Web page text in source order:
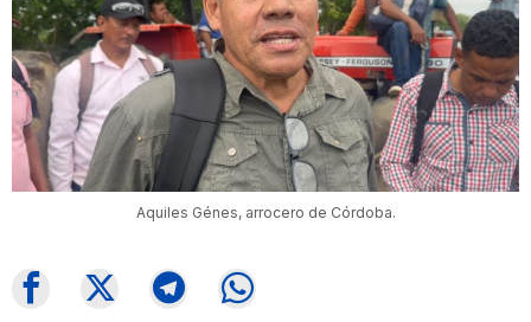
Aquiles Génes, arrocero de Córdoba.